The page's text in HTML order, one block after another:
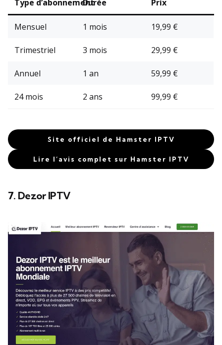
Type d’abonnementDurée Prix
Mensuel 1 mois 19,99 €
Trimestriel 3 mois 29,99 €
Annuel 1 an 59,99 €
24 mois 2 ans 99,99 €
Site officiel de Hamster IPTV
Lire l’avis complet sur Hamster IPTV
7. Dezor IPTV